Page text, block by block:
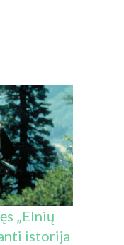
„Elnių
istorija